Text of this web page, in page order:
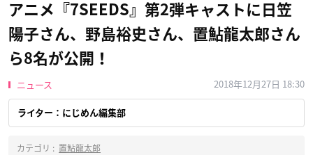
アニメ『7SEEDS』第2弾キャストに日笠
陽子さん、野島裕史さん、置鮎龍太郎さん
ら8名が公開！
ニュース 2018年12月27日 18:30
ライター：にじめん編集部
カテゴリ : 置鮎龍太郎